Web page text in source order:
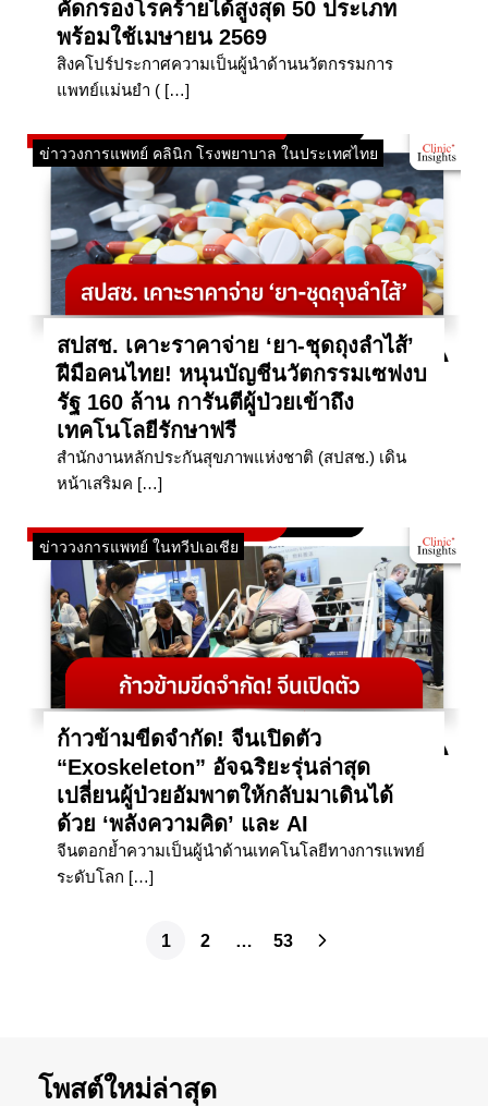
คัดกรองโรคร้ายได้สูงสุด 50 ประเภท
พร้อมใช้เมษายน 2569
สิงคโปร์ประกาศความเป็นผู้นำด้านนวัตกรรมการ
แพทย์แม่นยำ ( […]
ข่าววงการแพทย์ คลินิก โรงพยาบาล ในประเทศไทย
สปสช. เคาะราคาจ่าย ‘ยา-ชุดถุงลำไส้’
ฝีมือคนไทย! หนุนบัญชีนวัตกรรมเซฟงบ
รัฐ 160 ล้าน การันตีผู้ป่วยเข้าถึง
เทคโนโลยีรักษาฟรี
สำนักงานหลักประกันสุขภาพแห่งชาติ (สปสช.) เดิน
หน้าเสริมค […]
ข่าววงการแพทย์ ในทวีปเอเชีย
ก้าวข้ามขีดจำกัด! จีนเปิดตัว
“Exoskeleton” อัจฉริยะรุ่นล่าสุด
เปลี่ยนผู้ป่วยอัมพาตให้กลับมาเดินได้
ด้วย ‘พลังความคิด’ และ AI
จีนตอกย้ำความเป็นผู้นำด้านเทคโนโลยีทางการแพทย์
ระดับโลก […]
1 2 … 53
โพสต์ใหม่ล่าสุด